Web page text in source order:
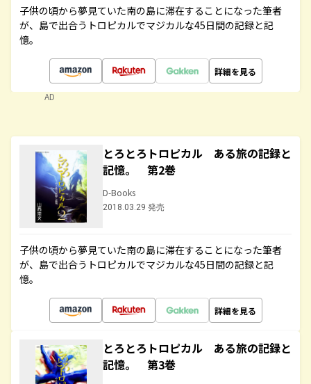
子供の頃から夢見ていた南の島に滞在することになった筆者
が、島で出合うトロピカルでマジカルな45日間の記録と記
憶。
詳細を見る
AD
とろとろトロピカル ある旅の記録と
記憶。 第2巻
D-Books
2018.03.29 発売
子供の頃から夢見ていた南の島に滞在することになった筆者
が、島で出合うトロピカルでマジカルな45日間の記録と記
憶。
詳細を見る
とろとろトロピカル ある旅の記録と
記憶。 第3巻